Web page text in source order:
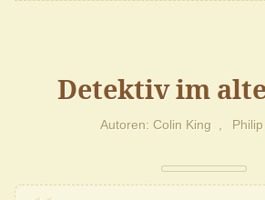
Detektiv im
Autoren Colin King